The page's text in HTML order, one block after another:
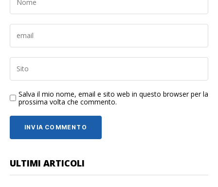
Salva il mio nome, email e sito web in questo browser per la
prossima volta che commento.
ULTIMI ARTICOLI